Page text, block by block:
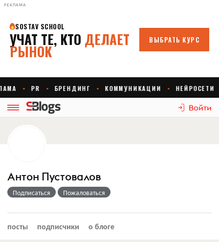
РЕКЛАМА
Войти
Антон Пустовалов
Подписаться Пожаловаться
посты подписчики о блоге